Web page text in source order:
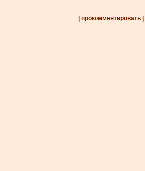
| прокомментировать |